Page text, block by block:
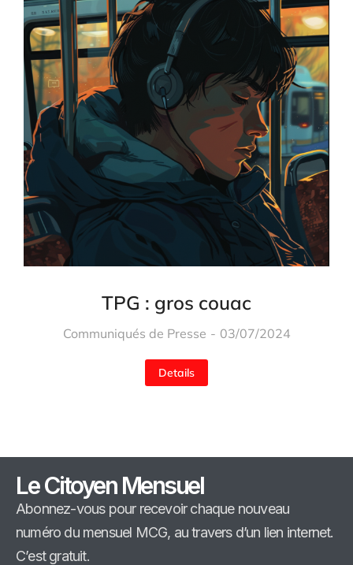
TPG : gros couac
Communiqués de Presse 03/07/2024
Details
Le Citoyen Mensuel
Abonnez-vous pour recevoir chaque nouveau
numéro du mensuel MCG, au travers d’un lien internet.
C’est gratuit.